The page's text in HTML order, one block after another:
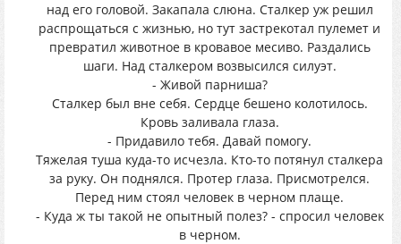
над его головой. Закапала слюна. Сталкер уж решил
распрощаться с жизнью, но тут застрекотал пулемет и
превратил животное в кровавое месиво. Раздались
шаги. Над сталкером возвысился силуэт.
- Живой парниша?
Сталкер был вне себя. Сердце бешено колотилось.
Кровь заливала глаза.
- Придавило тебя. Давай помогу.
Тяжелая туша куда-то исчезла. Кто-то потянул сталкера
за руку. Он поднялся. Протер глаза. Присмотрелся.
Перед ним стоял человек в черном плаще.
- Куда ж ты такой не опытный полез? - спросил человек
в черном.